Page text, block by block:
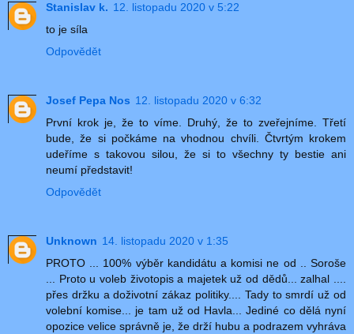
Stanislav k. 12. listopadu 2020 v 5:22
to je síla
Odpovědět
Josef Pepa Nos 12. listopadu 2020 v 6:32
První krok je, že to víme. Druhý, že to zveřejníme. Třetí
bude, že si počkáme na vhodnou chvíli. Čtvrtým krokem
udeříme s takovou silou, že si to všechny ty bestie ani
neumí představit!
Odpovědět
Unknown 14. listopadu 2020 v 1:35
PROTO ... 100% výběr kandidátu a komisi ne od .. Soroše
... Proto u voleb životopis a majetek už od dědů... zalhal ....
přes držku a doživotní zákaz politiky.... Tady to smrdí už od
volební komise... je tam už od Havla... Jediné co dělá nyní
opozice velice správně je, že drží hubu a podrazem vyhráva